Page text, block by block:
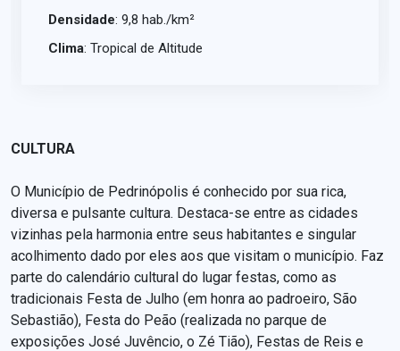
Densidade: 9,8 hab./km²
Clima: Tropical de Altitude
CULTURA
O Município de Pedrinópolis é conhecido por sua rica,
diversa e pulsante cultura. Destaca-se entre as cidades
vizinhas pela harmonia entre seus habitantes e singular
acolhimento dado por eles aos que visitam o município. Faz
parte do calendário cultural do lugar festas, como as
tradicionais Festa de Julho (em honra ao padroeiro, São
Sebastião), Festa do Peão (realizada no parque de
exposições José Juvêncio, o Zé Tião), Festas de Reis e